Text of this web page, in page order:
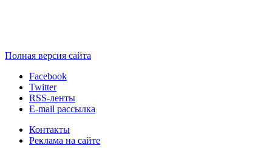
Полная версия сайта
Facebook
Twitter
RSS-ленты
E-mail рассылка
Контакты
Реклама на сайте